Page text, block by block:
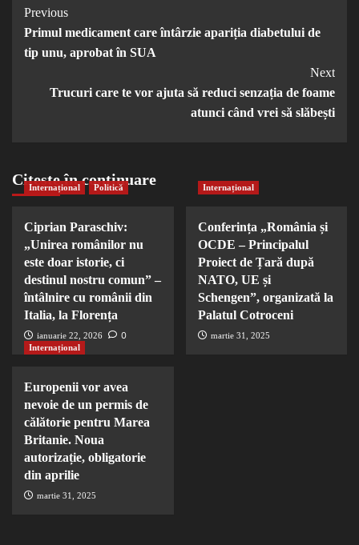
Post
Navigation
Previous
Primul medicament care întârzie apariția diabetului de
tip unu, aprobat în SUA
Next
Trucuri care te vor ajuta să reduci senzația de foame
atunci când vrei să slăbești
Citește în continuare
Internațional Politică
Ciprian Paraschiv:
„Unirea românilor nu
este doar istorie, ci
destinul nostru comun” –
întâlnire cu românii din
Italia, la Florența
ianuarie 22, 2026 0
Internațional
Conferința „România și
OCDE – Principalul
Proiect de Țară după
NATO, UE și
Schengen”, organizată la
Palatul Cotroceni
martie 31, 2025
Internațional
Europenii vor avea
nevoie de un permis de
călătorie pentru Marea
Britanie. Noua
autorizație, obligatorie
din aprilie
martie 31, 2025